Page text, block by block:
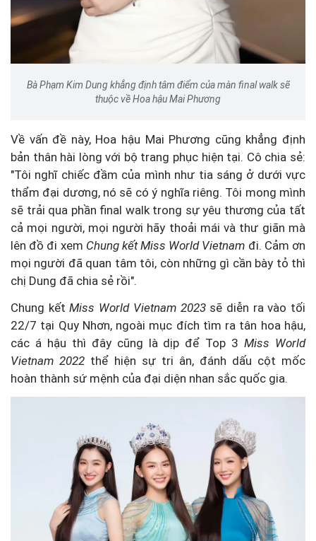
Bà Phạm Kim Dung khẳng định tâm điểm của màn final walk sẽ
thuộc về Hoa hậu Mai Phương
Về vấn đề này, Hoa hậu Mai Phương cũng khẳng định
bản thân hài lòng với bộ trang phục hiện tại. Cô chia sẻ:
"Tôi nghĩ chiếc đầm của mình như tia sáng ở dưới vực
thẩm đại dương, nó sẽ có ý nghĩa riêng. Tôi mong mình
sẽ trải qua phần final walk trong sự yêu thương của tất
cả mọi người, mọi người hãy thoải mái và thư giãn mà
lên đồ đi xem Chung kết Miss World Vietnam đi. Cảm ơn
mọi người đã quan tâm tôi, còn những gì cần bày tỏ thì
chị Dung đã chia sẻ rồi".
Chung kết Miss World Vietnam 2023sẽ diễn ra vào tối
22/7 tại Quy Nhơn, ngoài mục đích tìm ra tân hoa hậu,
các á hậu thì đây cũng là dịp để Top 3Miss World
Vietnam 2022 thể hiện sự tri ân, đánh dấu cột mốc
hoàn thành sứ mệnh của đại diện nhan sắc quốc gia.